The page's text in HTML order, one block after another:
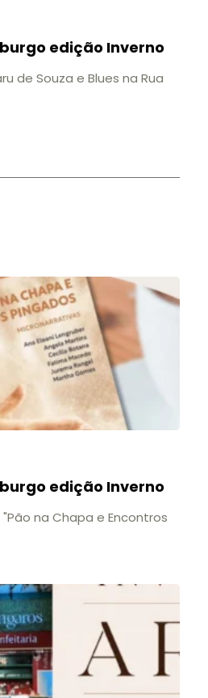
edição Inverno
de Souza e Blues na Rua
edição Inverno
na Chapa e Encontros